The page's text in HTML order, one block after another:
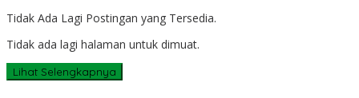
Tidak Ada Lagi Postingan yang Tersedia.
Tidak ada lagi halaman untuk dimuat.
Lihat Selengkapnya